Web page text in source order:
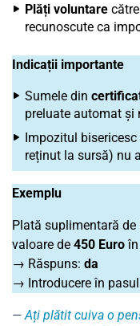
Plăți voluntare
recunoscute ca
Indicații importante
Sumele din
preluate automat și
Impozitul bisericesc
reținut la sursă) nu
Exemplu
Plată suplimentară
valoare de 450 Euroîn
→ Răspuns: da
→ Introducere în
Ați plătit cuiva o